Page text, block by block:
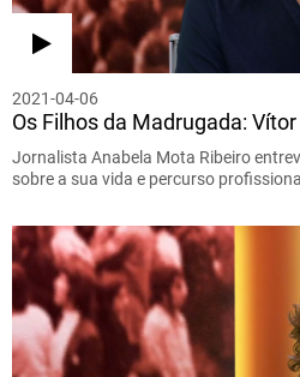
2021-04-06
Os Filhos da Madrugada:
Jornalista Anabela Mota Ribeiro
sobre a sua vida e percurso